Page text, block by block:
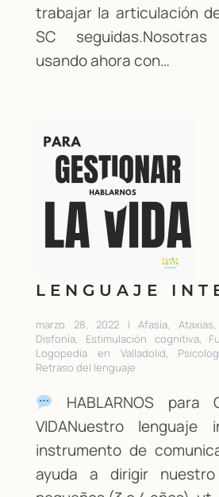
trabajar la articulación
SC
usando ahora con…
LENGUAJE
marzo 28, 2022 | Afasia, Ataxias,
Disfonía, Estimulación cognitiva,
Logopedia en Valladolid,
Retraso del lenguaje
HABLARNOS para
VIDANuestro
instrumento de
ayuda a dirigir nuestro